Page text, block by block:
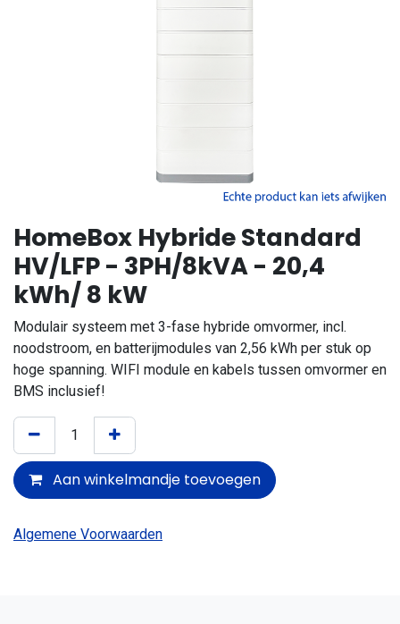
HomeBox Hybride Standard
HV/LFP - 3PH/8kVA - 20,4
kWh/ 8 kW
Modulair systeem met 3-fase hybride omvormer, incl.
noodstroom, en batterijmodules van 2,56 kWh per stuk op
hoge spanning. WIFI module en kabels tussen omvormer en
BMS inclusief!
Aan winkelmandje toevoegen
Algemene Voorwaarden